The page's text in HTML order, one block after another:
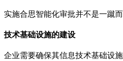
实施合思智能化审批并不是一蹴
技术基础设施的建设
企业需要确保其信息技术基础设